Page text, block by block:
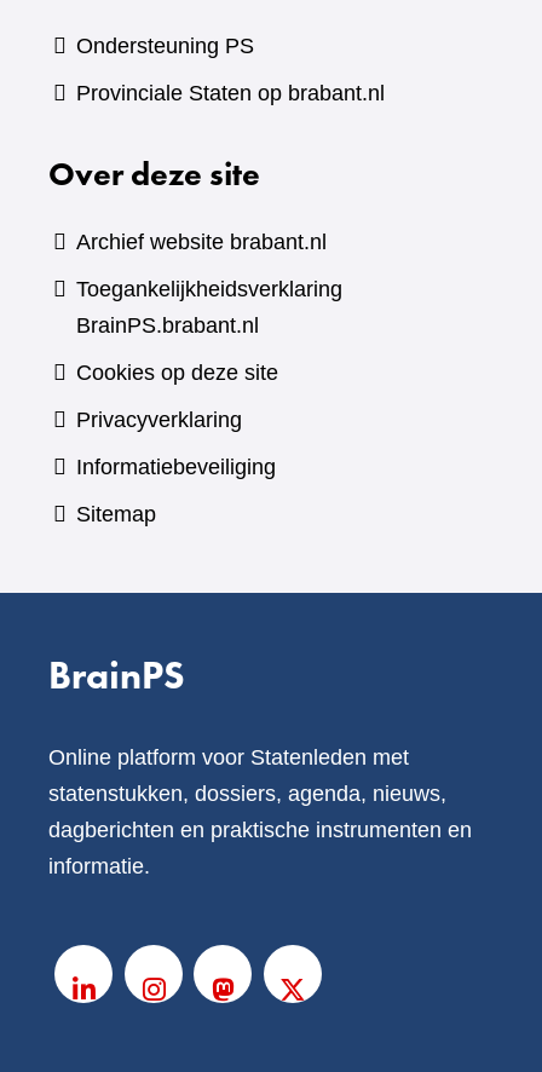
Ondersteuning PS
Provinciale Staten op brabant.nl
Over deze site
Archief website brabant.nl
Toegankelijkheidsverklaring
BrainPS.brabant.nl
Cookies op deze site
Privacyverklaring
Informatiebeveiliging
Sitemap
BrainPS
Online platform voor Statenleden met
statenstukken, dossiers, agenda, nieuws,
dagberichten en praktische instrumenten en
informatie.